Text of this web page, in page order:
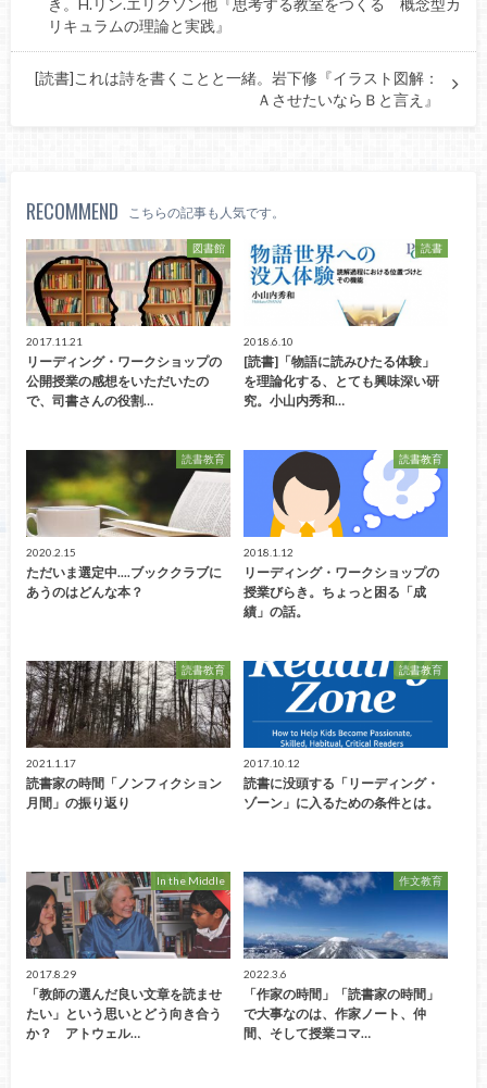
き。H.リン.エリクソン他『思考する教室をつくる 概念型カ
リキュラムの理論と実践』
[読書]これは詩を書くことと一緒。岩下修『イラスト図解：
ＡさせたいならＢと言え』
RECOMMEND こちらの記事も人気です。
図書館
2017.11.21
リーディング・ワークショップの
公開授業の感想をいただいたの
で、司書さんの役割…
読書
2018.6.10
[読書]「物語に読みひたる体験」
を理論化する、とても興味深い研
究。小山内秀和…
読書教育
2020.2.15
ただいま選定中....ブッククラブに
あうのはどんな本？
読書教育
2018.1.12
リーディング・ワークショップの
授業びらき。ちょっと困る「成
績」の話。
読書教育
2021.1.17
読書家の時間「ノンフィクション
月間」の振り返り
読書教育
2017.10.12
読書に没頭する「リーディング・
ゾーン」に入るための条件とは。
In the Middle
2017.8.29
「教師の選んだ良い文章を読ませ
たい」という思いとどう向き合う
か？ アトウェル…
作文教育
2022.3.6
「作家の時間」「読書家の時間」
で大事なのは、作家ノート、仲
間、そして授業コマ…